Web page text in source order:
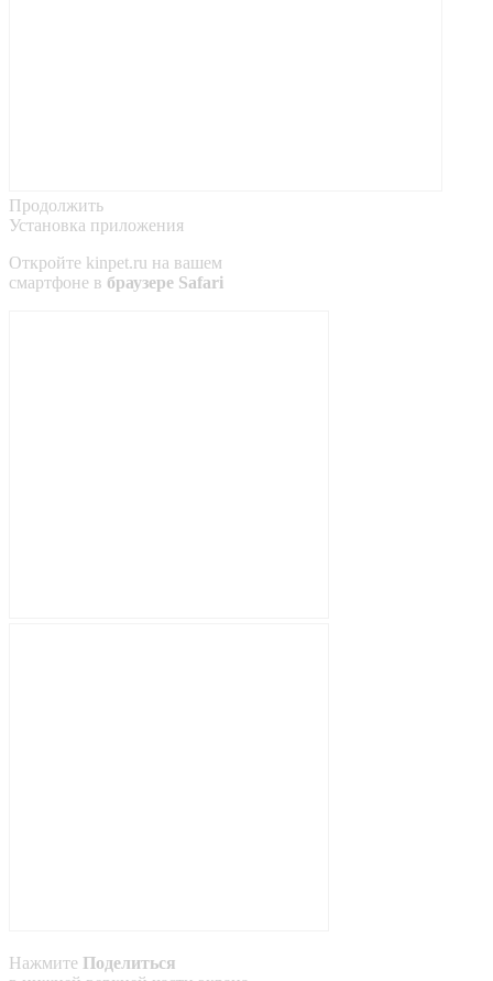
Продолжить
Установка приложения
Откройте kinpet.ru на вашем
смартфоне в браузере Safari
Нажмите Поделиться